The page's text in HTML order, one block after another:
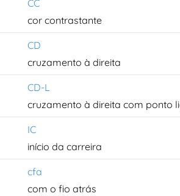
CC
cor contrastante
CD
cruzamento à direita
CD-L
cruzamento à direita com ponto
IC
início da carreira
cfa
com o fio atrás